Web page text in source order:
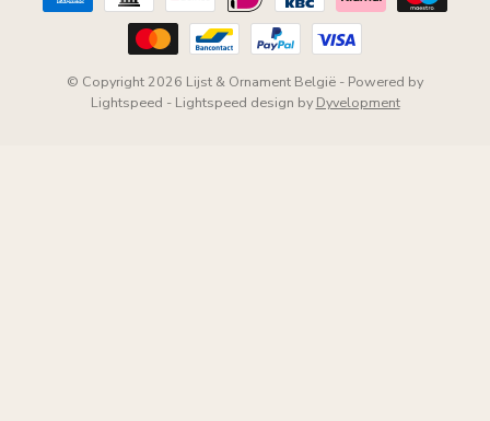
© Copyright 2026 Lijst & Ornament België - Powered by
Lightspeed - Lightspeed design by Dyvelopment